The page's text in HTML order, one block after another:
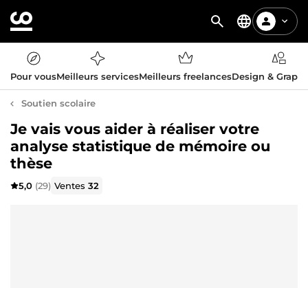
Pour vousMeilleurs servicesMeilleurs freelancesDesign &
Soutien scolaire
Je vais vous aider à réaliser votre
analyse statistique de mémoire ou
thèse
5,0 (29) Ventes32